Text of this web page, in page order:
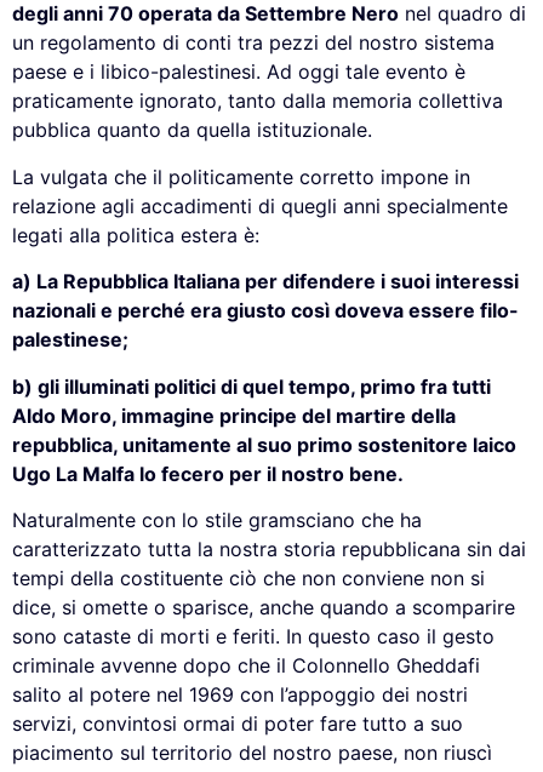
degli anni 70 operata da Settembre Nero nel quadro di
un regolamento di conti tra pezzi del nostro sistema
paese e i libico-palestinesi. Ad oggi tale evento è
praticamente ignorato, tanto dalla memoria collettiva
pubblica quanto da quella istituzionale.
La vulgata che il politicamente corretto impone in
relazione agli accadimenti di quegli anni specialmente
legati alla politica estera è:
a) La Repubblica Italiana per difendere i suoi interessi
nazionali e perché era giusto così doveva essere filo-
palestinese;
b) gli illuminati politici di quel tempo, primo fra tutti
Aldo Moro, immagine principe del martire della
repubblica, unitamente al suo primo sostenitore laico
Ugo La Malfa lo fecero per il nostro bene.
Naturalmente con lo stile gramsciano che ha
caratterizzato tutta la nostra storia repubblicana sin dai
tempi della costituente ciò che non conviene non si
dice, si omette o sparisce, anche quando a scomparire
sono cataste di morti e feriti. In questo caso il gesto
criminale avvenne dopo che il Colonnello Gheddafi
salito al potere nel 1969 con l’appoggio dei nostri
servizi, convintosi ormai di poter fare tutto a suo
piacimento sul territorio del nostro paese, non riuscì